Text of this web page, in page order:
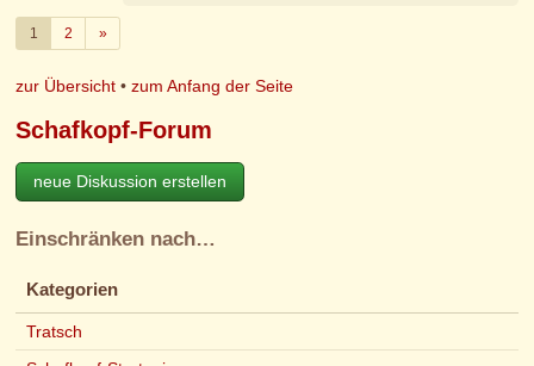
1 2 »Weiter
zur Übersicht •zum Anfang der Seite
Schafkopf-Forum
neue Diskussion erstellen
Einschränken nach…
Kategorien
Tratsch